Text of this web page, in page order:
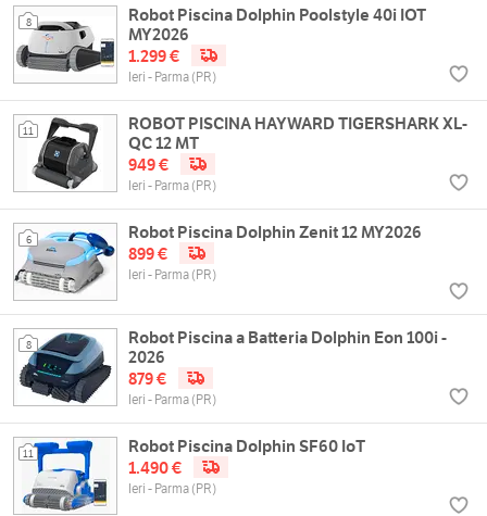
8
Robot Piscina Dolphin Poolstyle 40i IOT
MY2026
1.299 €
Ieri - Parma (PR)
11
ROBOT PISCINA HAYWARD TIGERSHARK XL-
QC 12 MT
949 €
Ieri - Parma (PR)
6
Robot Piscina Dolphin Zenit 12 MY2026
899 €
Ieri - Parma (PR)
8
Robot Piscina a Batteria Dolphin Eon 100i -
2026
879 €
Ieri - Parma (PR)
11
Robot Piscina Dolphin SF60 IoT
1.490 €
Ieri - Parma (PR)